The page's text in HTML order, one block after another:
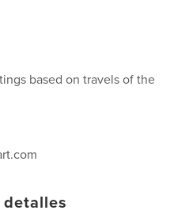
based on travels of the